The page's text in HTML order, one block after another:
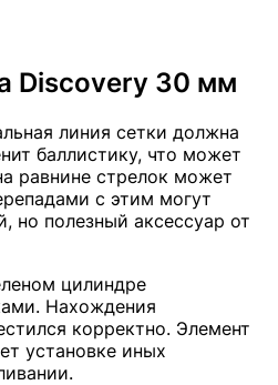
Discovery 30 мм
линия сетки должна
баллистику, что может
равнине стрелок может
с этим могут
но полезный аксессуар от
цилиндре
Нахождения
корректно. Элемент
установке иных